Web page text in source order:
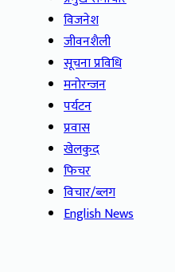
विजनेश
जीवनशैली
सूचना प्रविधि
मनोरन्जन
पर्यटन
प्रवास
खेलकुद
फिचर
विचार/ब्लग
English News